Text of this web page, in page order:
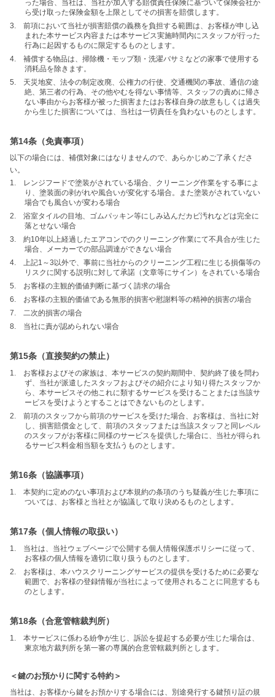
った場合、当社は、当社が加入する賠償責任保険に基づいて保険会社か
ら受け取った保険金額を上限としてその損害を賠償します。
3. 前項において当社が損害賠償の義務を負担する範囲は、お客様が申し込
まれた本サービス内容または本サービス実施時間内にスタッフが行った
行為に起因するものに限定するものとします。
4. 補償する物品は、掃除機・モップ類・洗濯バサミなどの家事で使用する
消耗品を除きます。
5. 天災地変、法令の制定改廃、公権力の行使、交通機関の事故、通信の途
絶、第三者の行為、その他やむを得ない事情等、スタッフの責めに帰さ
ない事由からお客様が被った損害またはお客様自身の故意もしくは過失
から生じた損害については、当社は一切責任を負わないものとします。
第14条（免責事項）
以下の場合には、補償対象にはなりませんので、あらかじめご了承くださ
い。
1. レンジフードで塗装がされている場合、クリーニング作業をする事によ
り、塗装面の剥がれや風合いが変化する場合。また塗装がされていない
場合でも風合いが変わる場合
2. 浴室タイルの目地、ゴムパッキン等にしみ込んだカビ汚れなどは完全に
落とせない場合
3. 約10年以上経過したエアコンでのクリーニング作業にて不具合が生じた
場合、メーカーでの部品調達ができない場合
4. 上記1～3以外で、事前に当社からのクリーニング工程に生じる損傷等の
リスクに関する説明に対して承諾（文章等にサイン）をされている場合
5. お客様の主観的価値判断に基づく請求の場合
6. お客様の主観的価値である無形的損害や慰謝料等の精神的損害の場合
7. 二次的損害の場合
8. 当社に責が認められない場合
第15条（直接契約の禁止）
1. お客様およびその家族は、本サービスの契約期間中、契約終了後を問わ
ず、当社が派遣したスタッフおよびその紹介により知り得たスタッフか
ら、本サービスその他これに類するサービスを受けることまたは当該サ
ービスを受けようとすることはできないものとします。
2. 前項のスタッフから前項のサービスを受けた場合、お客様は、当社に対
し、損害賠償金として、前項のスタッフまたは当該スタッフと同レベル
のスタッフがお客様に同様のサービスを提供した場合に、当社が得られ
るサービス料金相当額を支払うものとします。
第16条（協議事項）
1. 本契約に定めのない事項および本規約の条項のうち疑義が生じた事項に
ついては、お客様と当社とが協議して取り決めるものとします。
第17条（個人情報の取扱い）
1. 当社は、当社ウェブページで公開する個人情報保護ポリシーに従って、
お客様の個人情報を適切に取り扱うものとします。
2. お客様は、本ハウスクリーニングサービスの提供を受けるために必要な
範囲で、お客様の登録情報が当社によって使用されることに同意するも
のとします。
第18条（合意管轄裁判所）
1. 本サービスに係わる紛争が生じ、訴訟を提起する必要が生じた場合は、
東京地方裁判所を第一審の専属的合意管轄裁判所とします。
＜鍵のお預かりに関する特約＞
当社は、お客様から鍵をお預かりする場合には、別途発行する鍵預り証の規